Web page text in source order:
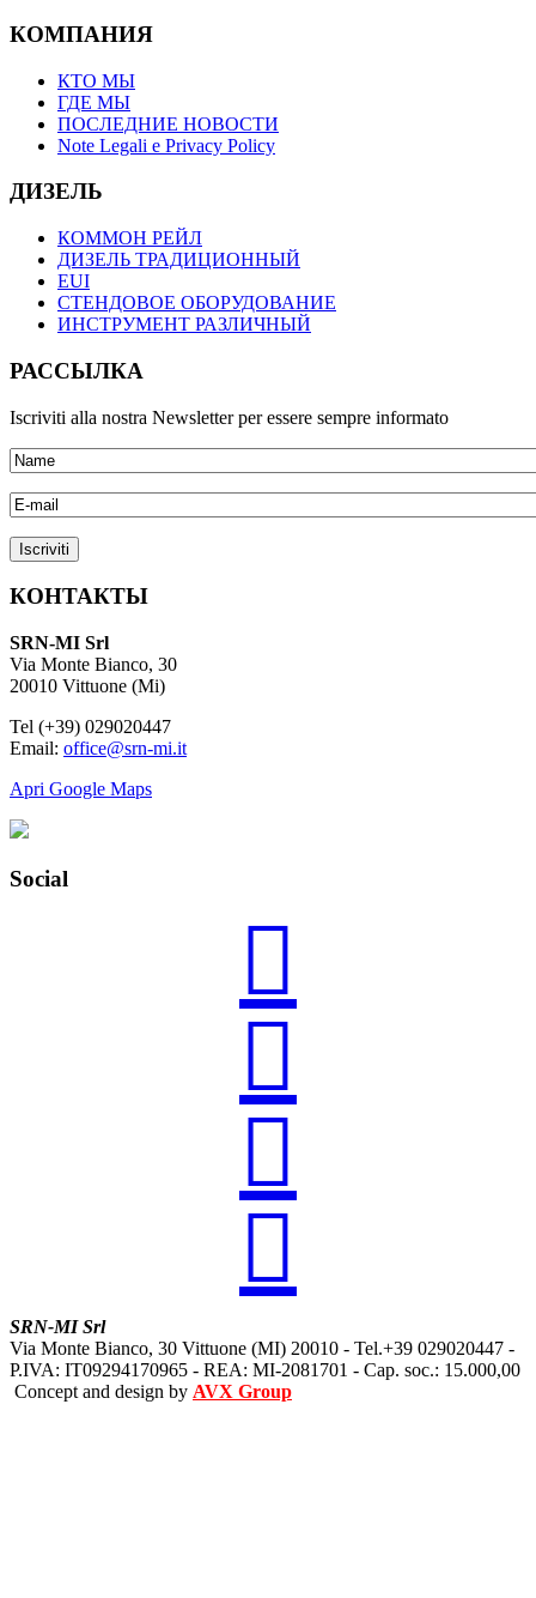
КОМПАНИЯ
КТО МЫ
ГДЕ МЫ
ПОСЛЕДНИЕ НОВОСТИ
Note Legali e Privacy Policy
ДИЗЕЛЬ
КОММОН РЕЙЛ
ДИЗЕЛЬ ТРАДИЦИОННЫЙ
EUI
СТЕНДОВОЕ ОБОРУДОВАНИЕ
ИНСТРУМЕНТ РАЗЛИЧНЫЙ
РАССЫЛКА
Iscriviti alla nostra Newsletter per essere sempre informato
КОНТАКТЫ
SRN-MI Srl
Via Monte Bianco, 30
20010 Vittuone (Mi)
Tel (+39) 029020447
Email: office@srn-mi.it
Apri Google Maps
Social




SRN-MI Srl
Via Monte Bianco, 30 Vittuone (MI) 20010 - Tel.+39 029020447 -
P.IVA: IT09294170965 - REA: MI-2081701 - Cap. soc.: 15.000,00
Concept and design by AVX Group